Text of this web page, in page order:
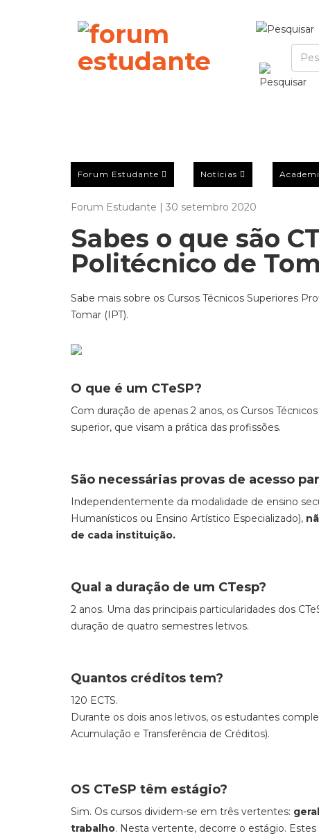
Forum Estudante Notícias
Forum Estudante | 30 setembro 2020
Sabes o que são
Politécnico de
Sabe mais sobre os Cursos Técnicos Superiores
Tomar (IPT).
O que é um CTeSP?
Com duração de apenas 2 anos, os Cursos
superior, que visam a prática das profissões.
São necessárias provas de acesso
Independentemente da modalidade de ensino
Humanísticos ou Ensino Artístico Especializado),
de cada instituição.
Qual a duração de um CTesp?
2 anos. Uma das principais particularidades dos
duração de quatro semestres letivos.
Quantos créditos tem?
120 ECTS.
Durante os dois anos letivos, os estudantes
Acumulação e Transferência de Créditos).
OS CTeSP têm estágio?
Sim. Os cursos dividem-se em três vertentes:
trabalho. Nesta vertente, decorre o estágio.